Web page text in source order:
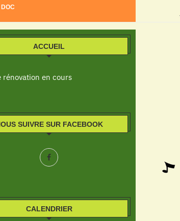
ACCUEIL
rénovation en cours
SUIVRE SUR FACEBOOK
CALENDRIER